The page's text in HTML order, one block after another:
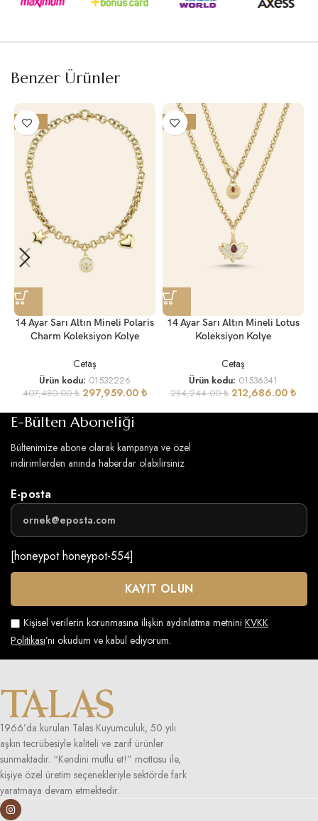
Benzer Ürünler
-27%
14 Ayar Sarı Altın Mineli Polaris
Charm Koleksiyon Kolye
Cetaş
Ürün kodu: 01532226
407,480.00₺ 297,959.00 ₺
-25%
14 Ayar Sarı Altın Mineli Lotus
Koleksiyon Kolye
Cetaş
Ürün kodu: 01536341
284,244.00₺ 212,686.00 ₺
E-Bülten Aboneliği
Bültenimize abone olarak kampanya ve özel
indirimlerden anında haberdar olabilirsiniz
E-posta
[honeypot honeypot-554]
Kişisel verilerin korunmasına ilişkin aydınlatma metnini KVKK
Politikası’nı okudum ve kabul ediyorum.
1966’da kurulan Talas Kuyumculuk, 50 yılı
aşkın tecrübesiyle kaliteli ve zarif ürünler
sunmaktadır. “Kendini mutlu et!” mottosu ile,
kişiye özel üretim seçenekleriyle sektörde fark
yaratmaya devam etmektedir.